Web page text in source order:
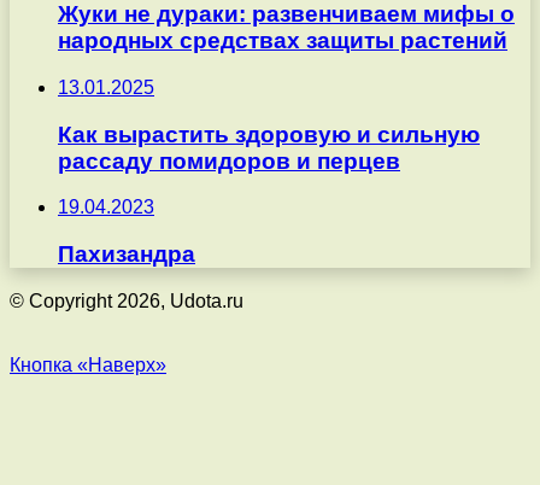
Жуки не дураки: развенчиваем мифы о
народных средствах защиты растений
13.01.2025
Как вырастить здоровую и сильную
рассаду помидоров и перцев
19.04.2023
Пахизандра
© Copyright 2026, Udota.ru
Кнопка «Наверх»